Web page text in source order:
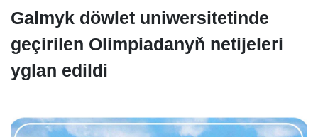
Galmyk döwlet uniwersitetinde
geçirilen Olimpiadanyň netijeleri
yglan edildi